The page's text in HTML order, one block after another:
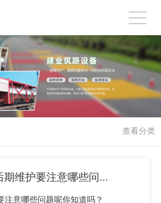
查看分类
期维护要注意哪些问...